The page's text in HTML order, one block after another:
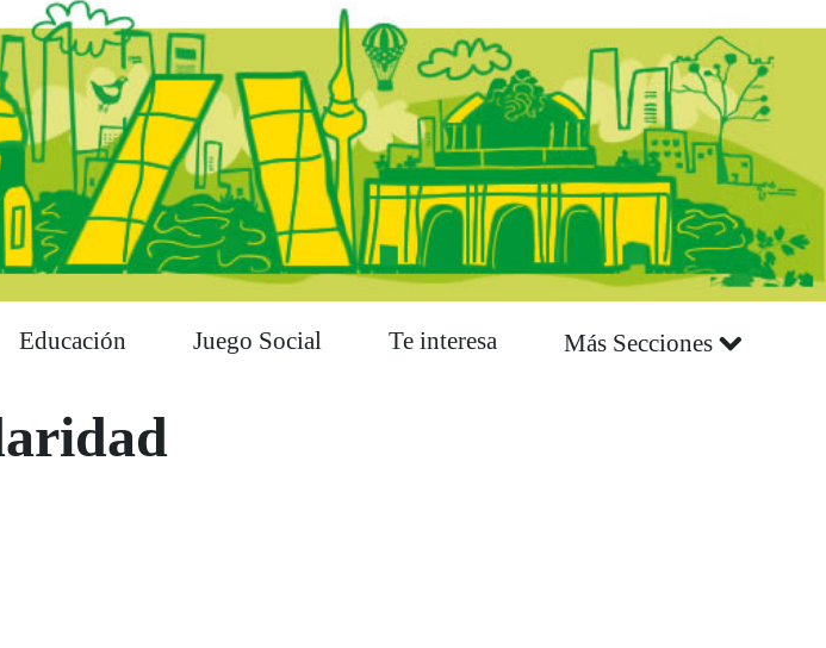
Educación Juego Social Te interesa Más Secciones